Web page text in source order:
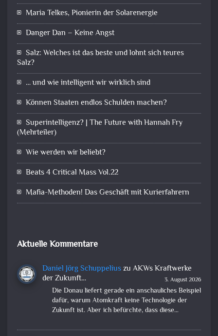
Maria Telkes, Pionierin der Solarenergie
Danger Dan – Keine Angst
Salz: Welches ist das beste und lohnt sich teures
Salz?
… und wie intelligent wir wirklich sind
Können Staaten endlos Schulden machen?
Superintelligenz? | The Future with Hannah Fry
(Mehrteiler)
Wie werden wir beliebt?
Beats 4 Critical Mass Vol.22
Mafia-Methoden! Das Geschäft mit Kurierfahrern
Aktuelle Kommentare
Daniel Jörg Schuppeliuszu AKWs Kraftwerke
der Zukunft…
3. August 2026
Die Donau liefert gerade ein anschauliches Beispiel
dafür, warum Atomkraft keine Technologie der
Zukunft ist. Aber ich befürchte, dass diese…